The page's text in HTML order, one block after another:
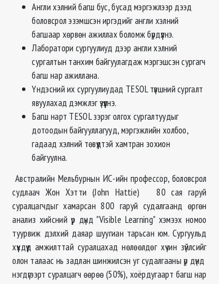
Англи хэлний багш бус, бусад мэргэжлээр дээд
боловсрол эзэмшсэн иргэдийг англи хэлний
багшаар хөрвөн ажиллах боломж бүрдүүлнэ.
Лаборатори сургуулиуд дээр англи хэлний
сургалтын танхим байгуулагдаж мэргэшсэн сургагч
багш нар ажиллана.
Үндэсний их сургуулиудад TESOL түвшний сургалт
явуулахад дэмжлэг үзүүлнэ.
Багш нарт TESOL зэрэг олгох сургалтуудыг
дотоодын байгууллагууд, мэргэжлийн холбоо,
гадаад хэлний төвүүдтэй хамтран зохион
байгуулна.
Австралийн Мельбурнын ИС-ийн профессор, боловсрол
судлаач Жон Хэтти (John Hattie) 80 сая гаруй
суралцагчдыг хамарсан 800 гаруй судалгаанд өргөн
анализ хийсний үр дүнд "Visible Learning" хэмээх номоо
туурвиж дэлхий даяар шуугиан тарьсан юм. Сургуульд
хүүхдүүд амжилттай суралцахад нөлөөлдөг хүчин зүйлсийг
олон талаас нь задлан шинжилсэн уг судалгааны үр дүнд
нэгдүгээрт суралцагч өөрөө (50%), хоёрдугаарт багш нар